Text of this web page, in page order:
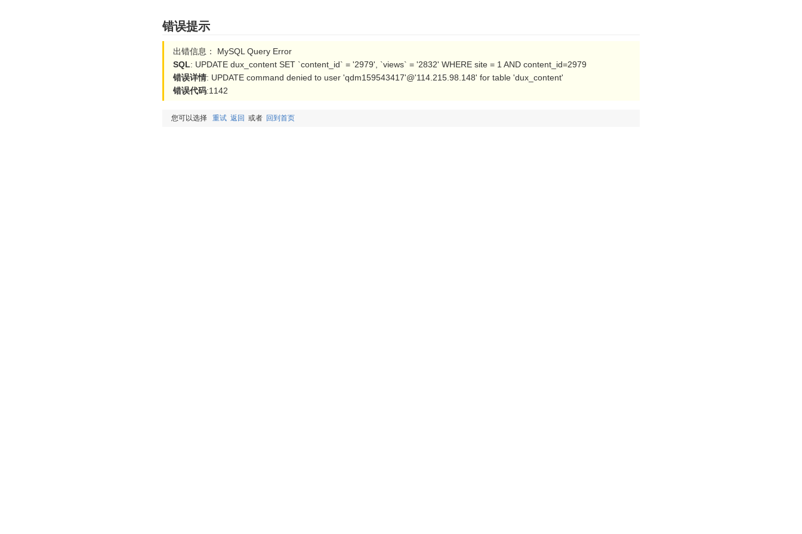
错误提示
出错信息： MySQL Query Error
SQL: UPDATE dux_content SET `content_id` = '2979', `views` = '2832' WHERE site = 1 AND content_id=2979
错误详情: UPDATE command denied to user 'qdm159543417'@'114.215.98.148' for table 'dux_content'
错误代码:1142
您可以选择 重试 返回 或者 回到首页